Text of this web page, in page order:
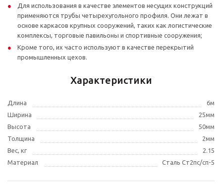
Для использования в качестве элементов несущих конструкций
применяются трубы четырехугольного профиля. Они лежат в
основе каркасов крупных сооружений, таких как логистические
комплексы, торговые павильоны и спортивные сооружения;
Кроме того, их часто используют в качестве перекрытий
промышленных цехов.
Характеристики
Длина
6м
Ширина
25мм
Высота
50мм
Толщина
2мм
Вес, кг
2.15
Материал
Сталь Ст2пс/сп-5